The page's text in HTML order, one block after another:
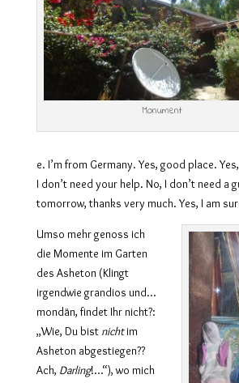
Monument
e. I’m from Germany. Yes, good place.
I don’t need your help. No, I don’t need a
tomorrow, thanks very much. Yes, I am
Umso mehr genoss ich
die Momente im Garten
des Asheton (Klingt
irgendwie grandios und…
mondän, findet Ihr nicht?:
„Wie, Du bist nichtim
Asheton abgestiegen??
Ach, Darling!…“), wo mich